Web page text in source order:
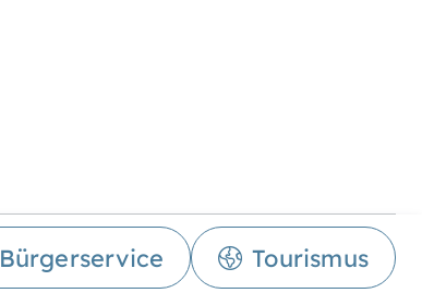
Bürgerservice Tourismus